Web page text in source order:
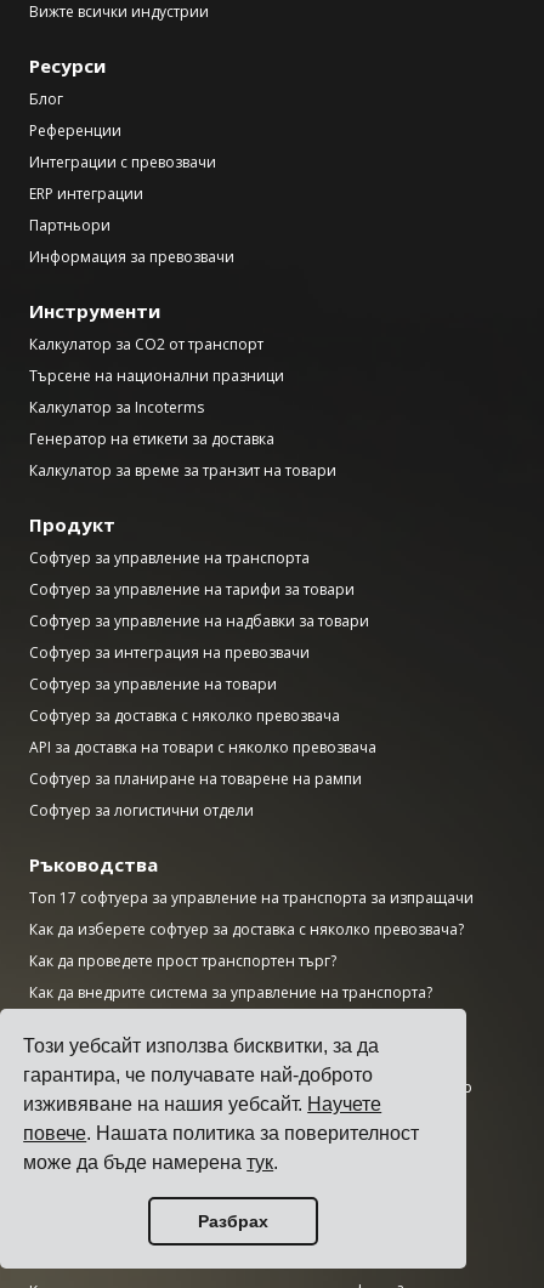
Този уебсайт използва бисквитки, за да
гарантира, че получавате най-доброто
изживяване на нашия уебсайт. Научете
повече. Нашата политика за поверителност
може да бъде намеренатук.
Разбрах
Вижте всички индустрии
Ресурси
Блог
Референции
Интеграции с превозвачи
ERP интеграции
Партньори
Информация за превозвачи
Инструменти
Калкулатор за CO2 от транспорт
Търсене на национални празници
Калкулатор за Incoterms
Генератор на етикети за доставка
Калкулатор за време за транзит на товари
Продукт
Софтуер за управление на транспорта
Софтуер за управление на тарифи за товари
Софтуер за управление на надбавки за товари
Софтуер за интеграция на превозвачи
Софтуер за управление на товари
Софтуер за доставка с няколко превозвача
API за доставка на товари с няколко превозвача
Софтуер за планиране на товарене на рампи
Софтуер за логистични отдели
Ръководства
Топ 17 софтуера за управление на транспорта за изпращачи
Как да изберете софтуер за доставка с няколко превозвача?
Как да проведете прост транспортен търг?
Как да внедрите система за управление на транспорта?
Как да автоматизирате известията за доставка?
KPI показатели за товари, които всеки логистичен мениджър
трябва да следи
Изследвания
Колко голям е пазарът на изкуствения интелект?
Колко CO2 отделя транспортният сектор?